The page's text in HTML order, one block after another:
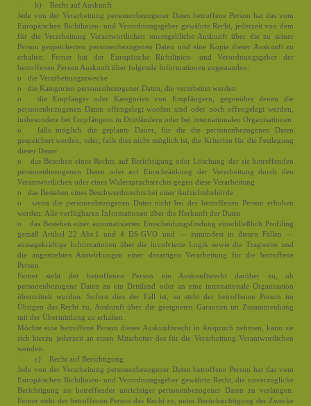
· b) Recht auf Auskunft
Jede von der Verarbeitung personenbezogener Daten betroffene Person hat das vom
Europäischen Richtlinien- und Verordnungsgeber gewährte Recht, jederzeit von dem
für die Verarbeitung Verantwortlichen unentgeltliche Auskunft über die zu seiner
Person gespeicherten personenbezogenen Daten und eine Kopie dieser Auskunft zu
erhalten. Ferner hat der Europäische Richtlinien- und Verordnungsgeber der
betroffenen Person Auskunft über folgende Informationen zugestanden:
o die Verarbeitungszwecke
o die Kategorien personenbezogener Daten, die verarbeitet werden
o die Empfänger oder Kategorien von Empfängern, gegenüber denen die
personenbezogenen Daten offengelegt worden sind oder noch offengelegt werden,
insbesondere bei Empfängern in Drittländern oder bei internationalen Organisationen
o falls möglich die geplante Dauer, für die die personenbezogenen Daten
gespeichert werden, oder, falls dies nicht möglich ist, die Kriterien für die Festlegung
dieser Dauer
o das Bestehen eines Rechts auf Berichtigung oder Löschung der sie betreffenden
personenbezogenen Daten oder auf Einschränkung der Verarbeitung durch den
Verantwortlichen oder eines Widerspruchsrechts gegen diese Verarbeitung
o das Bestehen eines Beschwerderechts bei einer Aufsichtsbehörde
o wenn die personenbezogenen Daten nicht bei der betroffenen Person erhoben
werden: Alle verfügbaren Informationen über die Herkunft der Daten
o das Bestehen einer automatisierten Entscheidungsfindung einschließlich Profiling
gemäß Artikel 22 Abs.1 und 4 DS-GVO und — zumindest in diesen Fällen —
aussagekräftige Informationen über die involvierte Logik sowie die Tragweite und
die angestrebten Auswirkungen einer derartigen Verarbeitung für die betroffene
Person
Ferner steht der betroffenen Person ein Auskunftsrecht darüber zu, ob
personenbezogene Daten an ein Drittland oder an eine internationale Organisation
übermittelt wurden. Sofern dies der Fall ist, so steht der betroffenen Person im
Übrigen das Recht zu, Auskunft über die geeigneten Garantien im Zusammenhang
mit der Übermittlung zu erhalten.
Möchte eine betroffene Person dieses Auskunftsrecht in Anspruch nehmen, kann sie
sich hierzu jederzeit an einen Mitarbeiter des für die Verarbeitung Verantwortlichen
wenden.
· c) Recht auf Berichtigung
Jede von der Verarbeitung personenbezogener Daten betroffene Person hat das vom
Europäischen Richtlinien- und Verordnungsgeber gewährte Recht, die unverzügliche
Berichtigung sie betreffender unrichtiger personenbezogener Daten zu verlangen.
Ferner steht der betroffenen Person das Recht zu, unter Berücksichtigung der Zwecke